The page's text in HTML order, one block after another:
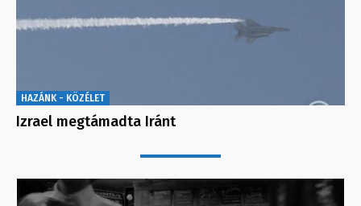
HAZÁNK - KÖZÉLET
Izrael megtámadta Iránt